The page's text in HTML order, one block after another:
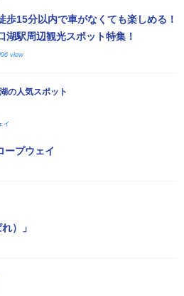
歩15分以内で車がなくても楽しめる！
湖駅周辺観光スポット特集！
view
の人気スポット
イ
ープウェイ
）」